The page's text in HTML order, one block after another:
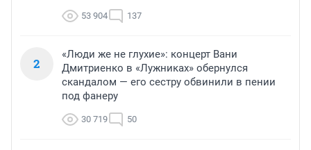
53 904 137
2
«Люди же не глухие»: концерт Вани
Дмитриенко в «Лужниках» обернулся
скандалом — его сестру обвинили в пении
под фанеру
30 719 50